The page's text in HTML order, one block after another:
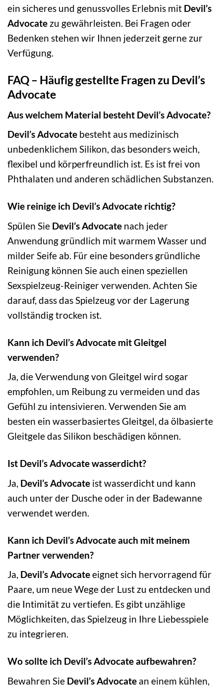
ein sicheres und genussvolles Erlebnis mit Devil’s
Advocate zu gewährleisten. Bei Fragen oder
Bedenken stehen wir Ihnen jederzeit gerne zur
Verfügung.
FAQ – Häufig gestellte Fragen zu Devil’s
Advocate
Aus welchem Material besteht Devil’s Advocate?
Devil’s Advocate besteht aus medizinisch
unbedenklichem Silikon, das besonders weich,
flexibel und körperfreundlich ist. Es ist frei von
Phthalaten und anderen schädlichen Substanzen.
Wie reinige ich Devil’s Advocate richtig?
Spülen Sie Devil’s Advocate nach jeder
Anwendung gründlich mit warmem Wasser und
milder Seife ab. Für eine besonders gründliche
Reinigung können Sie auch einen speziellen
Sexspielzeug-Reiniger verwenden. Achten Sie
darauf, dass das Spielzeug vor der Lagerung
vollständig trocken ist.
Kann ich Devil’s Advocate mit Gleitgel
verwenden?
Ja, die Verwendung von Gleitgel wird sogar
empfohlen, um Reibung zu vermeiden und das
Gefühl zu intensivieren. Verwenden Sie am
besten ein wasserbasiertes Gleitgel, da ölbasierte
Gleitgele das Silikon beschädigen können.
Ist Devil’s Advocate wasserdicht?
Ja, Devil’s Advocate ist wasserdicht und kann
auch unter der Dusche oder in der Badewanne
verwendet werden.
Kann ich Devil’s Advocate auch mit meinem
Partner verwenden?
Ja, Devil’s Advocateeignet sich hervorragend für
Paare, um neue Wege der Lust zu entdecken und
die Intimität zu vertiefen. Es gibt unzählige
Möglichkeiten, das Spielzeug in Ihre Liebesspiele
zu integrieren.
Wo sollte ich Devil’s Advocate aufbewahren?
Bewahren Sie Devil’s Advocate an einem kühlen,